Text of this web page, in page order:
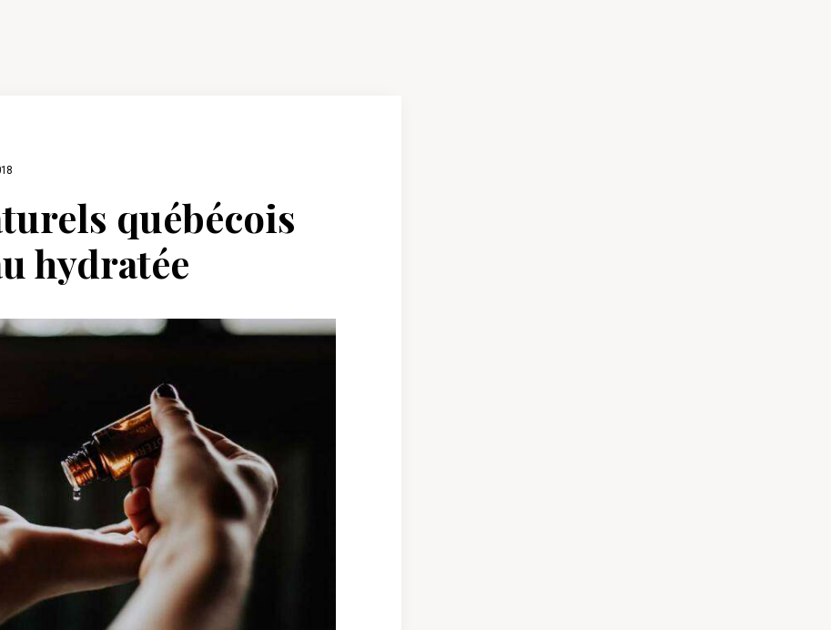
québécois
hydratée